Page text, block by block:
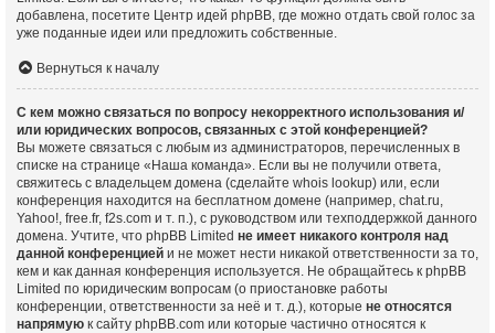
добавлена, посетите Центр идей phpBB, где можно отдать свой голос за
уже поданные идеи или предложить собственные.
Вернуться к началу
С кем можно связаться по вопросу некорректного использования и/
или юридических вопросов, связанных с этой конференцией?
Вы можете связаться с любым из администраторов, перечисленных в
списке на странице «Наша команда». Если вы не получили ответа,
свяжитесь с владельцем домена (сделайте whois lookup) или, если
конференция находится на бесплатном домене (например, chat.ru,
Yahoo!, free.fr, f2s.com и т. п.), с руководством или техподдержкой данного
домена. Учтите, что phpBB Limited не имеет никакого контроля над
данной конференцией и не может нести никакой ответственности за то,
кем и как данная конференция используется. Не обращайтесь к phpBB
Limited по юридическим вопросам (о приостановке работы
конференции, ответственности за неё и т. д.), которые не относятся
напрямую к сайту phpBB.com или которые частично относятся к